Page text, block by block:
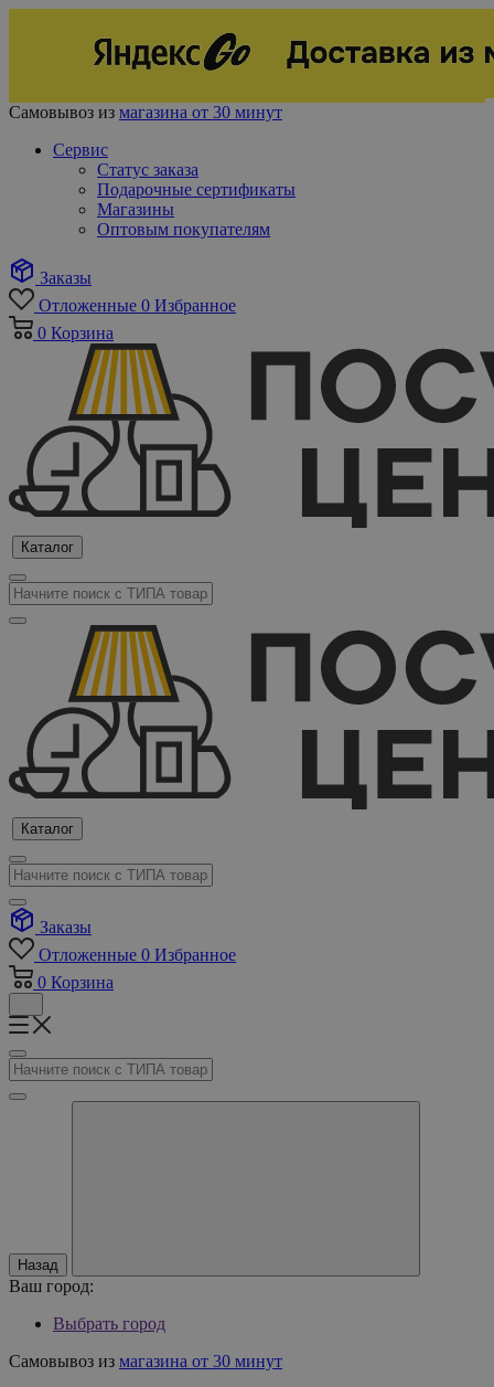
Самовывоз из магазина от 30 минут
Сервис
Статус заказа
Подарочные сертификаты
Магазины
Оптовым покупателям
Заказы
Отложенные 0 Избранное
0 Корзина
Каталог
Каталог
Заказы
Отложенные 0 Избранное
0 Корзина
Назад
Ваш город:
Выбрать город
Самовывоз из магазина от 30 минут